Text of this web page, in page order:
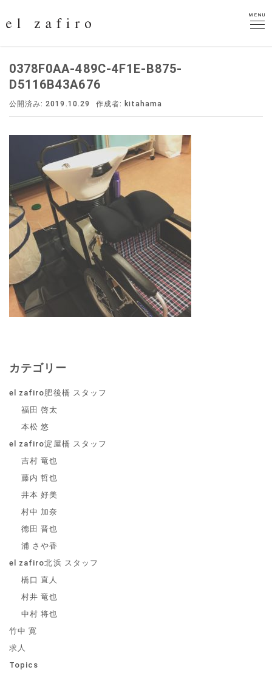
MENU
MENU
0378F0AA-489C-4F1E-B875-
D5116B43A676
公開済み: 2019.10.29 作成者: kitahama
カテゴリー
el zafiro肥後橋 スタッフ
福田 啓太
本松 悠
el zafiro淀屋橋 スタッフ
吉村 竜也
藤内 哲也
井本 好美
村中 加奈
徳田 晋也
浦 さや香
el zafiro北浜 スタッフ
橋口 直人
村井 竜也
中村 将也
竹中 寛
求人
Topics